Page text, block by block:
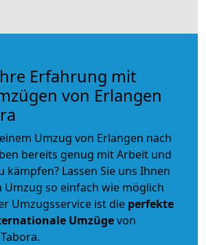
Erfahrung mit
von Erlangen
Umzug von Erlangen nach
bereits genug mit Arbeit und
kämpfen? Lassen Sie uns Ihnen
Umzug so einfach wie möglich
Umzugsservice ist die perfekte
Umzügevon